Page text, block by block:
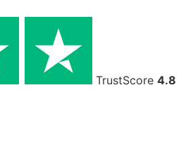
TrustScore 4.8